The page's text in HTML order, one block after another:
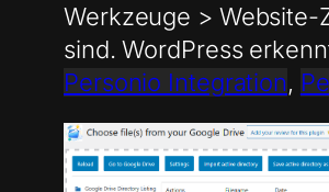
Werkzeuge > Website-
sind. WordPress
Personio Integration,